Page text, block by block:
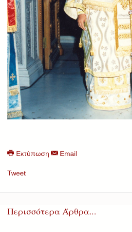
Εκτύπωση Email
Tweet
Περισσότερα Άρθρα...